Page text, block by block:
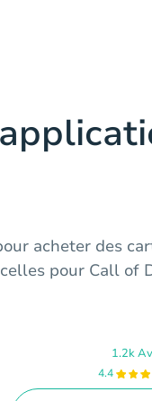
acheter des
pour Call of
1.2k
4.4